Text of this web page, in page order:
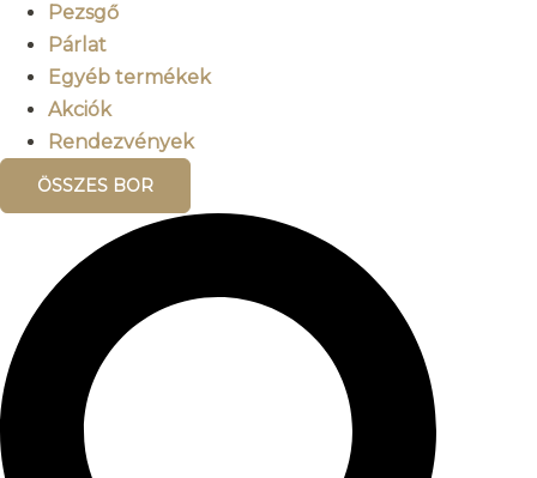
Pezsgő
Párlat
Egyéb termékek
Akciók
Rendezvények
ÖSSZES BOR